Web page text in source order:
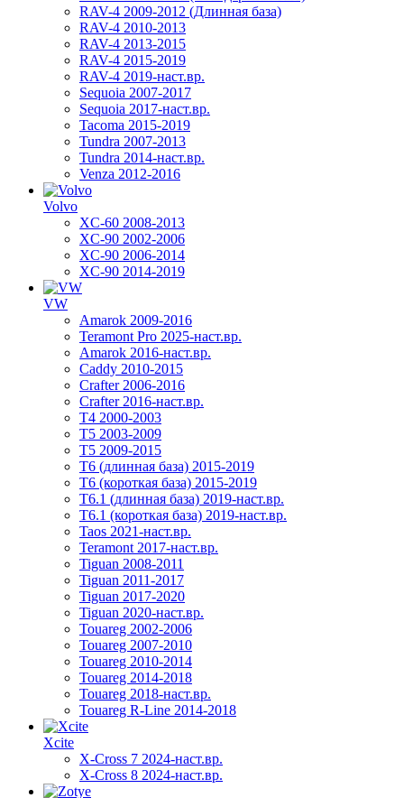
RAV-4 2009-2012 (Длинная база)
RAV-4 2010-2013
RAV-4 2013-2015
RAV-4 2015-2019
RAV-4 2019-наст.вр.
Sequoia 2007-2017
Sequoia 2017-наст.вр.
Tacoma 2015-2019
Tundra 2007-2013
Tundra 2014-наст.вр.
Venza 2012-2016
Volvo
XC-60 2008-2013
XC-90 2002-2006
XC-90 2006-2014
XC-90 2014-2019
VW
Amarok 2009-2016
Teramont Pro 2025-наст.вр.
Amarok 2016-наст.вр.
Caddy 2010-2015
Crafter 2006-2016
Crafter 2016-наст.вр.
T4 2000-2003
T5 2003-2009
T5 2009-2015
T6 (длинная база) 2015-2019
Т6 (короткая база) 2015-2019
T6.1 (длинная база) 2019-наст.вр.
T6.1 (короткая база) 2019-наст.вр.
Taos 2021-наст.вр.
Teramont 2017-наст.вр.
Tiguan 2008-2011
Tiguan 2011-2017
Tiguan 2017-2020
Tiguan 2020-наст.вр.
Touareg 2002-2006
Touareg 2007-2010
Touareg 2010-2014
Touareg 2014-2018
Touareg 2018-наст.вр.
Touareg R-Line 2014-2018
Xcite
X-Cross 7 2024-наст.вр.
X-Cross 8 2024-наст.вр.